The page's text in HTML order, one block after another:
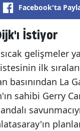
Facebook'ta
İstiyor
gelişmeler
ilk
basınından La
sahibi Gerry